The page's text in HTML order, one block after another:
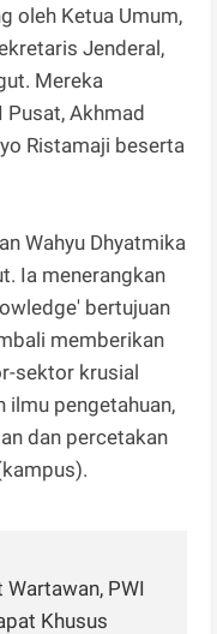
oleh Ketua Umum,
Jenderal,
Mereka
Pusat, Akhmad
Ristamaji beserta
Wahyu Dhyatmika
Ia menerangkan
bertujuan
memberikan
sektor krusial
ilmu pengetahuan,
dan percetakan
PWI
Khusus